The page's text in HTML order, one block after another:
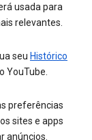
usada para
relevantes.
seu Histórico
YouTube.
preferências
sites e apps
anúncios.